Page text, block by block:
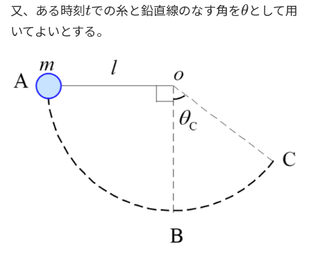
又、ある時刻t
tでの糸と鉛直線のなす角をθ
θとして用
いてよいとする。